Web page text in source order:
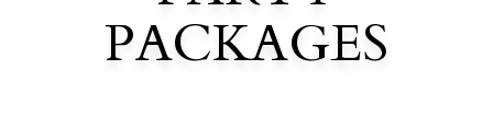
ご宴会・パーティプラン
PACKAGES